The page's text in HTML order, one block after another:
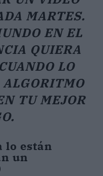
MARTES.
EN EL
QUIERA
LO
TU MEJOR
lo están
un